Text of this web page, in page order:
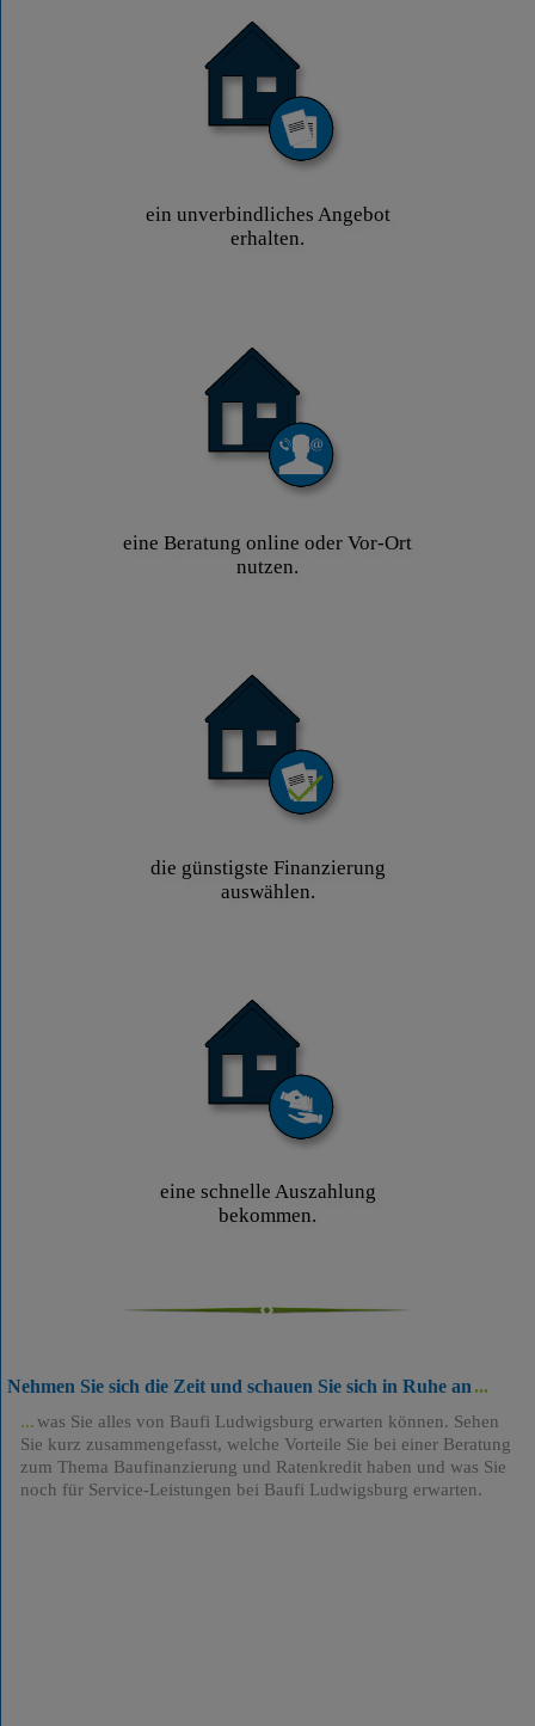
ein unverbindliches Angebot
erhalten.
eine Beratung online oder Vor-Ort
nutzen.
die günstigste Finanzierung
auswählen.
eine schnelle Auszahlung
bekommen.
Nehmen Sie sich die Zeit und schauen Sie sich in Ruhe an
was Sie alles von Baufi Ludwigsburg erwarten können. Sehen
Sie kurz zusammengefasst, welche Vorteile Sie bei einer Beratung
zum Thema Baufinanzierung und Ratenkredit haben und was Sie
noch für Service-Leistungen bei Baufi Ludwigsburg erwarten.